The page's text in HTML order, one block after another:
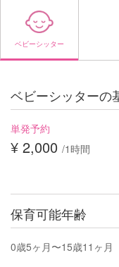
ベビーシッター
ベビーシッターの
単発予約
¥ 2,000 /1時間
保育可能年齢
0歳5ヶ月〜15歳11ヶ月